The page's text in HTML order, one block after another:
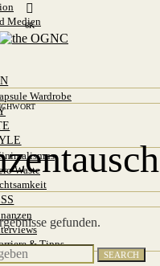
Medien
6K
Wardrobe
Waste
& Tipps
gefunden.
SEARCH